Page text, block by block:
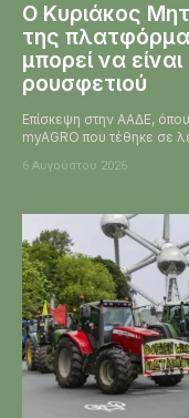
Ο Κυριάκος
της
μπορεί να
ρουσφετιού
Επίσκεψη στην ΑΑΔΕ,
myAGRO που τέθηκε σε
6 Αυγούστου 2026